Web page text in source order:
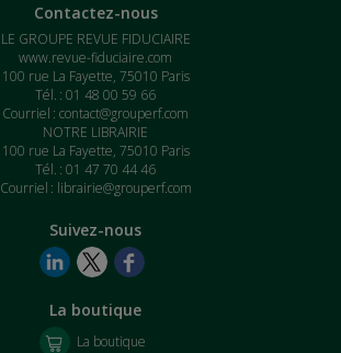
Contactez-nous
LE GROUPE REVUE FIDUCIAIRE
www.revue-fiduciaire.com
100 rue La Fayette, 75010 Paris
Tél. : 01 48 00 59 66
Courriel : contact@grouperf.com
NOTRE LIBRAIRIE
100 rue La Fayette, 75010 Paris
Tél. : 01 47 70 44 46
Courriel : librairie@grouperf.com
Suivez-nous
La boutique
La boutique